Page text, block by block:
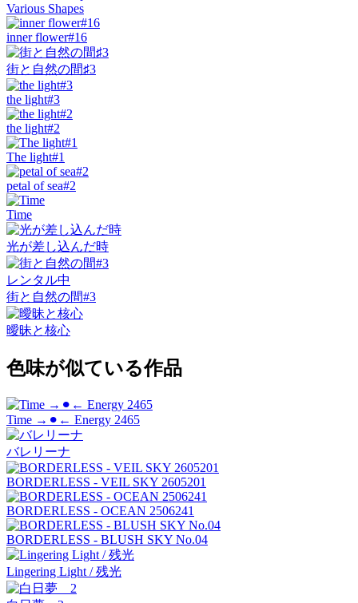
Various Shapes
inner flower#16
街と自然の間♯3
the light#3
the light#2
The light#1
petal of sea#2
Time
光が差し込んだ時
レンタル中
街と自然の間#3
曖昧と核心
色味が似ている作品
Time →⚫︎← Energy 2465
バレリーナ
BORDERLESS - VEIL SKY 2605201
BORDERLESS - OCEAN 2506241
BORDERLESS - BLUSH SKY No.04
Lingering Light / 残光